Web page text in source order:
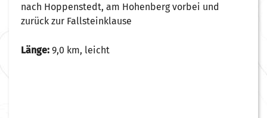
nach Hoppenstedt, am Hohenberg vorbei und
zurück zur Fallsteinklause
Länge: 9,0 km, leicht